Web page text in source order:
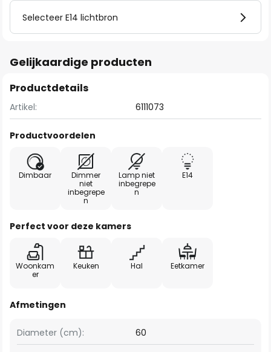
Selecteer E14 lichtbron
Gelijkaardige producten
Productdetails
Artikel: 6111073
Productvoordelen
Dimbaar
Dimmer
niet
inbegrepe
n
Lamp niet
inbegrepe
n
E14
Perfect voor deze kamers
Woonkam
er
Keuken Hal Eetkamer
Afmetingen
Diameter (cm): 60